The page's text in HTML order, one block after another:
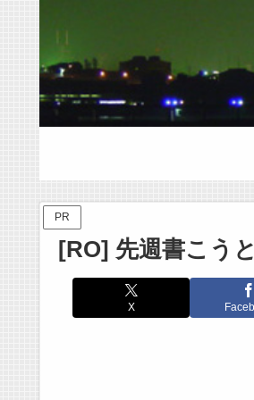
PR
[RO] 先週書こう
X